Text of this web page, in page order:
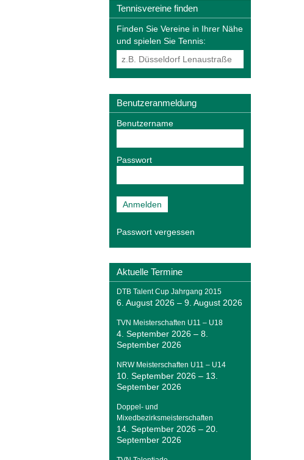
Tennisvereine finden
Finden Sie Vereine in Ihrer Nähe
und spielen Sie Tennis:
Benutzeranmeldung
Benutzername
Passwort
Passwort vergessen
Aktuelle Termine
DTB Talent Cup Jahrgang 2015
6. August 2026– 9. August 2026
TVN Meisterschaften U11 – U18
4. September 2026– 8.
September 2026
NRW Meisterschaften U11 – U14
10. September 2026– 13.
September 2026
Doppel- und
Mixedbezirksmeisterschaften
14. September 2026– 20.
September 2026